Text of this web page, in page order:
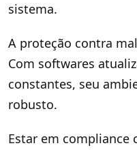
sistema.
A proteção contra
Com softwares
constantes, seu
robusto.
Estar em compliance